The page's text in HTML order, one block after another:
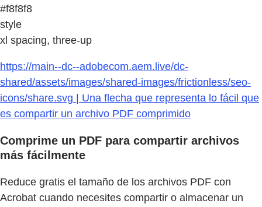
#f8f8f8
style
xl spacing, three-up
https://main--dc--adobecom.aem.live/dc-
shared/assets/images/shared-images/frictionless/seo-
icons/share.svg | Una flecha que representa lo fácil que
es compartir un archivo PDF comprimido
Comprime un PDF para compartir archivos
más fácilmente
Reduce gratis el tamaño de los archivos PDF con
Acrobat cuando necesites compartir o almacenar un